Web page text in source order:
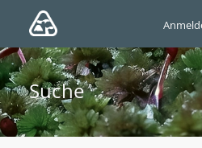
Suche